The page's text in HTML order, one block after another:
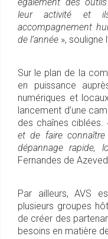
également des
leur activité et
accompagnement
de l’année », souligne
Sur le plan de la
en puissance
numériques et
lancement d’une
des chaînes ciblées.
et de faire
dépannage rapide,
Fernandes de
Par ailleurs, AVS
plusieurs groupes
de créer des
besoins en matière